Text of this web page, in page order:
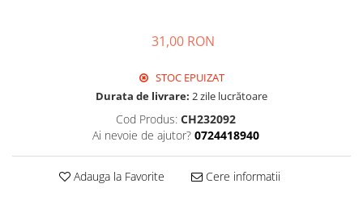
31,00 RON
STOC EPUIZAT
Durata de livrare: 2 zile lucrătoare
Cod Produs: CH232092
Ai nevoie de ajutor? 0724418940
Adauga la Favorite Cere informatii